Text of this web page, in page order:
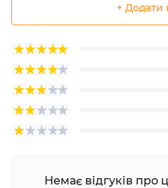
+ Додати
Немає відгуків про